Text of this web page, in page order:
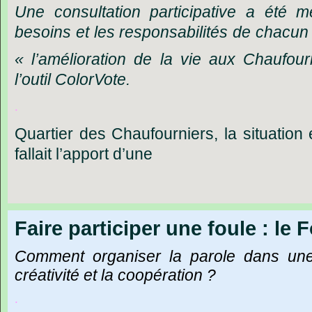
Une consultation participative a été
besoins et les responsabilités de chacun
« l’amélioration de la vie aux
l’outil ColorVote.
.
Quartier des Chaufourniers, la situation
fallait l’apport d’une
Faire participer une foule : le
Comment organiser la parole dans
créativité et la coopération ?
.